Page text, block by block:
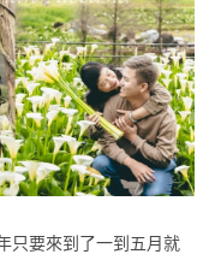
只要來到了一到五月就